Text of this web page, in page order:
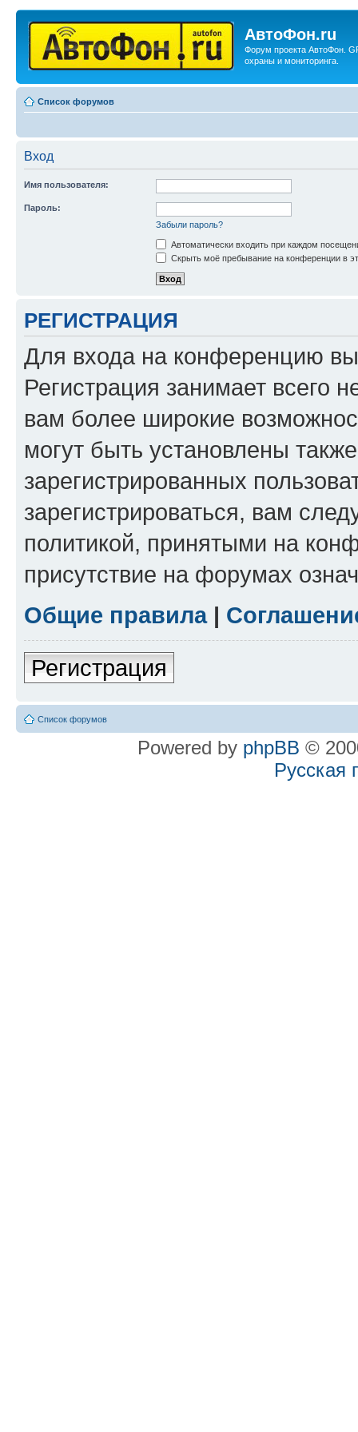
АвтоФон.ru
Форум проекта АвтоФон.
охраны и мониторинга.
Список форумов
Вход
Имя пользователя:
Пароль:
Забыли пароль?
Автоматически входить при каждом
Скрыть моё пребывание на конференции в
РЕГИСТРАЦИЯ
Для входа на конференцию
Регистрация занимает всего
вам более широкие
могут быть установлены
зарегистрированных
зарегистрироваться, вам
политикой, принятыми на
присутствие на форумах
Общие правила|
Регистрация
Список форумов
Powered by phpBB ©
Русская